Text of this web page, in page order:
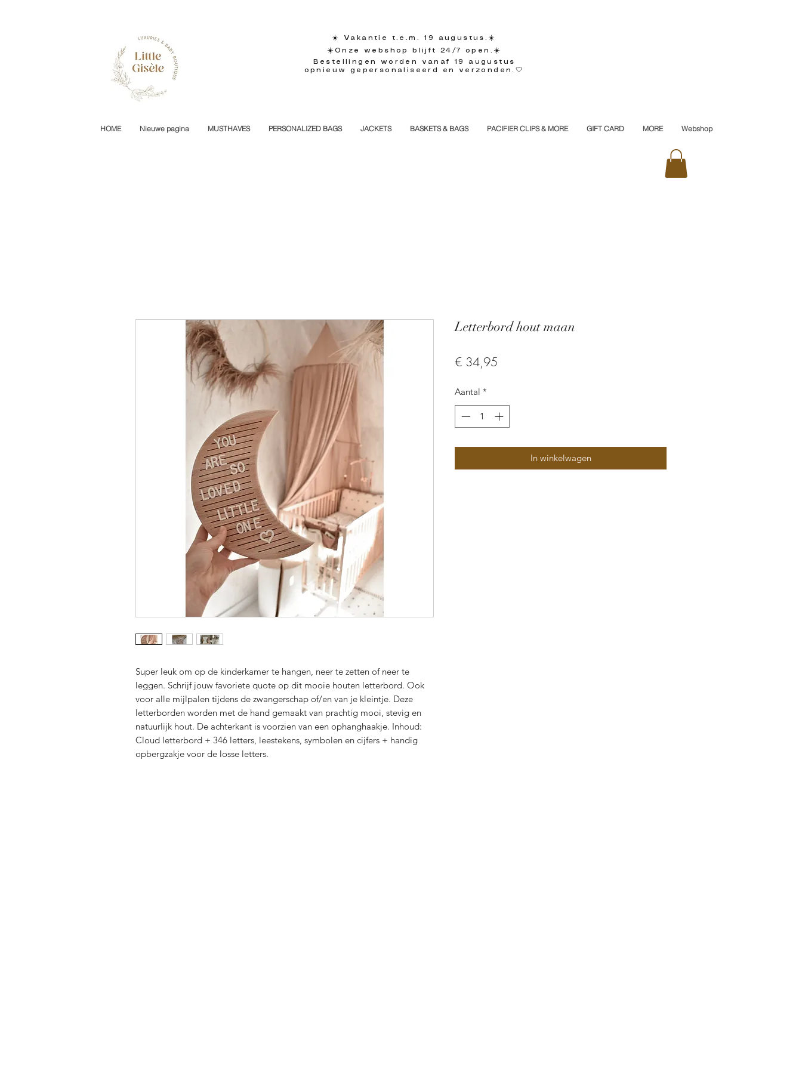
☀️ Vakantie t.e.m. 19 augustus.☀️
☀️Onze webshop blijft 24/7 open.☀️
Bestellingen worden vanaf 19 augustus
opnieuw gepersonaliseerd en verzonden.🤍
HOME Nieuwe pagina MUSTHAVES PERSONALIZED BAGS JACKETS BASKETS & BAGS PACIFIER CLIPS & MORE GIFT CARD MORE Webshop
Super leuk om op de kinderkamer te hangen, neer te zetten of neer te
leggen. Schrijf jouw favoriete quote op dit mooie houten letterbord. Ook
voor alle mijlpalen tijdens de zwangerschap of/en van je kleintje. Deze
letterborden worden met de hand gemaakt van prachtig mooi, stevig en
natuurlijk hout. De achterkant is voorzien van een ophanghaakje. Inhoud:
Cloud letterbord + 346 letters, leestekens, symbolen en cijfers + handig
opbergzakje voor de losse letters.
Letterbord hout maan
€ 34,95
Aantal *
In winkelwagen